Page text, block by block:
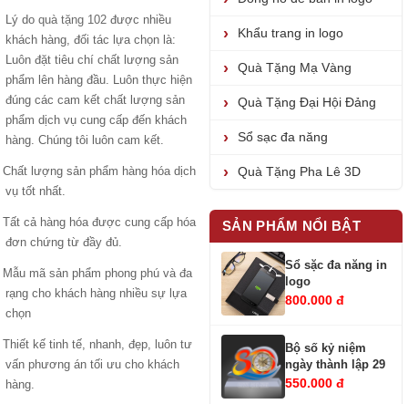
Lý do quà tặng 102 được nhiều
khách hàng, đối tác lựa chọn là:
Luôn đặt tiêu chí chất lượng sản
phẩm lên hàng đầu. Luôn thực hiện
đúng các cam kết chất lượng sản
phẩm dịch vụ cung cấp đến khách
hàng. Chúng tôi luôn cam kết.
Chất lượng sản phẩm hàng hóa dịch
vụ tốt nhất.
Tất cả hàng hóa được cung cấp hóa
đơn chứng từ đầy đủ.
Mẫu mã sản phẩm phong phú và đa
rạng cho khách hàng nhiều sự lựa
chọn
Thiết kế tinh tế, nhanh, đẹp, luôn tư
vấn phương án tối ưu cho khách
hàng.
Khẩu trang in logo
Quà Tặng Mạ Vàng
Quà Tặng Đại Hội Đảng
Sổ sạc đa năng
Quà Tặng Pha Lê 3D
SẢN PHẨM NỔI BẬT
Sổ sặc đa năng in
logo
800.000 đ
Bộ số kỷ niệm
ngày thành lập 29
550.000 đ